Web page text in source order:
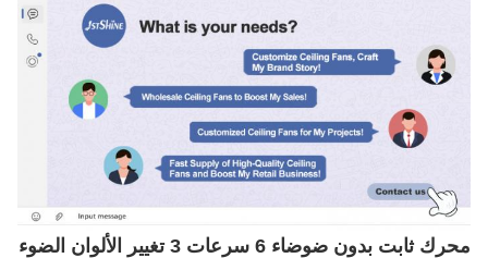
محرك ثابت بدون ضوضاء 6 سرعات 3 تغيير الألوان الضوء